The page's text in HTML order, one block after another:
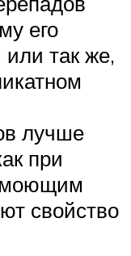
его
так же,
лучше
при
моющим
свойство